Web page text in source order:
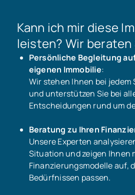
Kann ich mir diese
leisten? Wir beraten
Persönliche Begleitung
eigenen Immobilie:
Wir stehen Ihnen bei
und unterstützen Sie bei
Entscheidungen rund um
Beratung zu Ihren
Unsere Experten
Situation und zeigen Ihnen
Finanzierungsmodelle auf,
Bedürfnissen passen.